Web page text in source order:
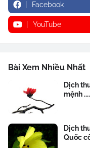
Facebook
YouTube
Bài Xem Nhiều Nhất
Dịch
mệnh
Dịch
Quốc